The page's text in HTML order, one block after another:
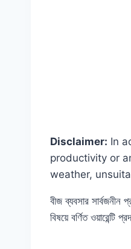
Disclaimer: In
productivity or
weather,
বীজ ব্যবসার
বিষয়ে বর্ণিত ওয়ারেন্টি